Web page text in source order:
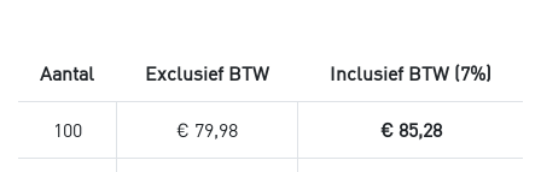
Aantal Exclusief BTW Inclusief BTW (7%)
100 € 79,98 € 85,28